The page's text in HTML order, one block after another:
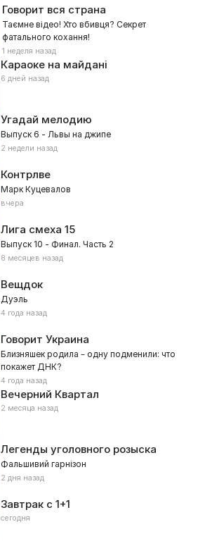
Говорит вся страна
Таємне відео! Хто вбивця? Секрет
фатального кохання!
1 неделя назад
Караоке на майдані
6 дней назад
Угадай мелодию
Выпуск 6 - Львы на джипе
2 недели назад
Контрлве
Марк Куцевалов
вчера
Лига смеха 15
Выпуск 10 - Финал. Часть 2
8 месяцев назад
Вещдок
Дуэль
4 года назад
Говорит Украина
Близняшек родила – одну подменили: что
покажет ДНК?
4 года назад
Вечерний Квартал
2 месяца назад
Легенды уголовного розыска
Фальшивий гарнізон
2 дня назад
Завтрак с 1+1
сегодня